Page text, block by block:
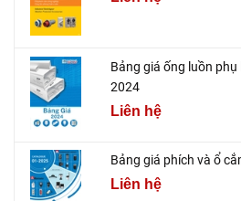
Bảng giá ống luồn
2024
Liên hệ
Bảng giá phích và ổ
Liên hệ